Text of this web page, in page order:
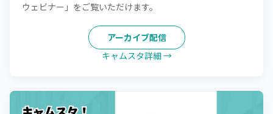
ウェビナー」をご覧いただけます。
アーカイブ配信
キャムスタ詳細 →